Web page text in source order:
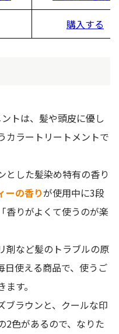
購入する
ントは、髪や頭皮に優し
カラートリートメントで
とした髪染め特有の香り
ーの香りが使用中に3段
香りがよくて使うのが楽
剤など髪のトラブルの原
日使える商品で、使うご
す。
ブラウンと、クールな印
2色があるので、なりた